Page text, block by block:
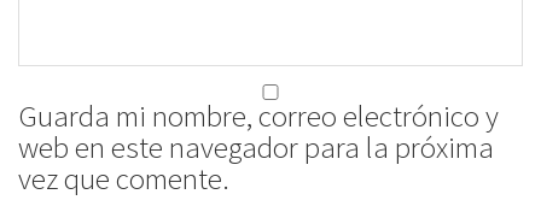
Guarda mi nombre, correo electrónico y
web en este navegador para la próxima
vez que comente.